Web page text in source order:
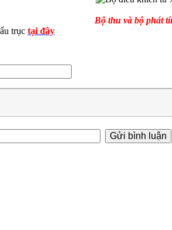
Bộ thu và bộ phát
trục tại đây